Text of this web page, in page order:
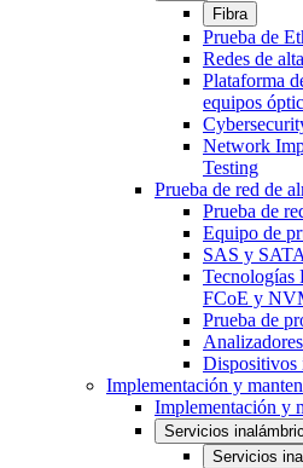
Fibra
Prueba de
Redes de
Plataforma
equipos
Network
Testing
Prueba de red de
Prueba de
Equipo de
SAS y SATA
Tecnologías
FCoE y
Prueba de
Dispositivos
Implementación y
Implementación y
Servicios
Servicios